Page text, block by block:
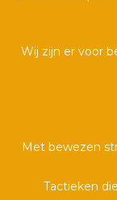
Wij zijn er voor
Met bewezen
Tactieken